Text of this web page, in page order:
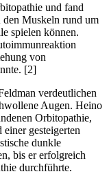
und fand
den Muskeln rund um
spielen können.
von
[2]
verdeutlichen
Augen. Heino
Orbitopathie,
gesteigerten
dunkle
bis er erfolgreich
durchführte.